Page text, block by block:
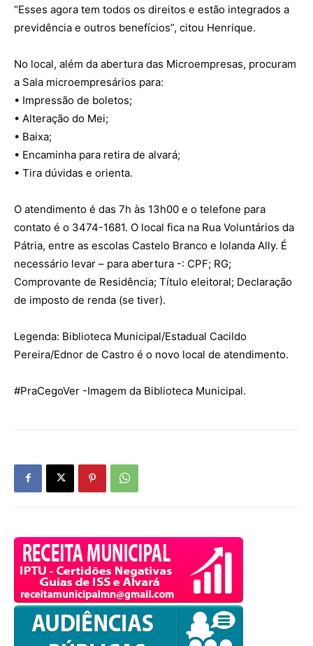
“Esses agora tem todos os direitos e estão integrados a
previdência e outros benefícios”, citou Henrique.
No local, além da abertura das Microempresas, procuram
a Sala microempresários para:
• Impressão de boletos;
• Alteração do Mei;
• Baixa;
• Encaminha para retira de alvará;
• Tira dúvidas e orienta.
O atendimento é das 7h às 13h00 e o telefone para
contato é o 3474-1681. O local fica na Rua Voluntários da
Pátria, entre as escolas Castelo Branco e Iolanda Ally. É
necessário levar – para abertura -: CPF; RG;
Comprovante de Residência; Título eleitoral; Declaração
de imposto de renda (se tiver).
Legenda: Biblioteca Municipal/Estadual Cacildo
Pereira/Ednor de Castro é o novo local de atendimento.
#PraCegoVer -Imagem da Biblioteca Municipal.